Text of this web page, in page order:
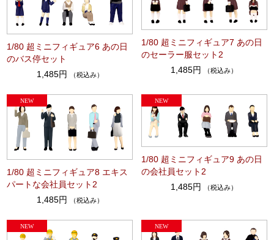
1/80 超ミニフィギュア6 あの日
のバス停セット
1,485円
（税込み）
1/80 超ミニフィギュア7 あの日
のセーラー服セット2
1,485円
（税込み）
1/80 超ミニフィギュア8 エキス
パートな会社員セット2
1,485円
（税込み）
1/80 超ミニフィギュア9 あの日
の会社員セット2
1,485円
（税込み）